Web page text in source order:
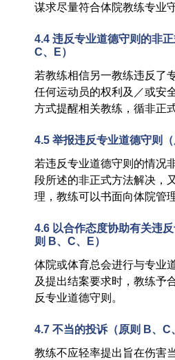
谋求尽量符合体院教练专业
4.4 违反专业道德守则的非
C、 E）
若教练相信另一教练违反了
任何运动员的权利及／或安
方式提醒相关教练，循非正
4.5 举报违反专业道德守则 （
若违反专业道德守则的情况
段所述的非正式方法解决，
理，教练可以书面向体院管
4.6 以合作态度协助有关违反
则 B、 C、 E）
体院或体育总会进行与专业
及提出结案要求时，教练予
反专业道德守则。
4.7 不当的投诉（原则 B、 C、
教练不应轻率提出旨在伤害